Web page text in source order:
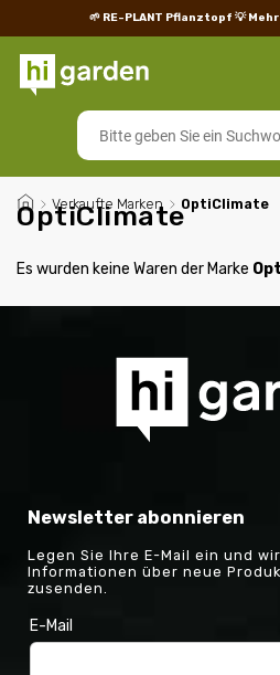
🌱 RE-PLANT Pflanztopf 💡
/ Verkaufte Marken / OptiClimate
OptiClimate
Es wurden keine Waren der Marke
Newsletter abonnieren
Legen Sie Ihre E-Mail ein und
Informationen über neue
zusenden.
E-Mail